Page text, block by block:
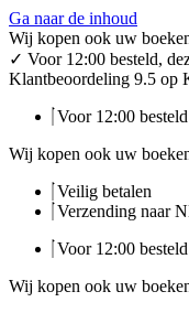
Ga naar de inhoud
Wij kopen ook uw
✓ Voor 12:00 besteld,
Klantbeoordeling 9.5 op
Voor 12:00
Wij kopen ook uw
Veilig betalen
Verzending naar
Voor 12:00
Wij kopen ook uw